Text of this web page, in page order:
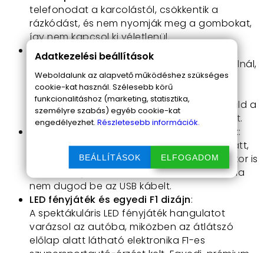
telefonodat a karcolástól, csökkentik a
rázkódást, és nem nyomják meg a gombokat,
így nem kapcsol ki véletlenül.
66W-os kábeles gyorstöltés mágneses
fejekkel: Ha vezetékes gyorstöltést használnál,
ami megtartja az adatátvitelt és66W
teljesítménnyel tölt, de nem szeretnél
folyton kábeleket dugdosni, akkor használd a
micro USB vagy az USB-C mágneses fejeket.
Beépített akkumulátor a rugalmasságért:
Nem kell aggódnod az áramkimaradás miatt,
beépített akkumulátor
segítségével akkor is
ki és behelyezheted a telefont a tartóba, ha
nem dugod be az USB kábelt.
LED fényjáték és egyedi F1 dizájn:
A spektákuláris LED fényjáték hangulatot
varázsol az autóba, miközben az átlátszó
előlap alatt látható elektronika F1-es
Adatkezelési beállítások
Weboldalunk az alapvető működéshez szükséges
cookie-kat használ. Szélesebb körű
funkcionalitáshoz (marketing, statisztika,
személyre szabás) egyéb cookie-kat
engedélyezhet. Részletesebb információk.
BEÁLLÍTÁSOK ELFOGADOM